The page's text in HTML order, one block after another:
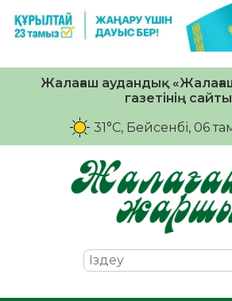
Жалағаш аудандық
газетінің сайты
31°C, Бейсенбі, 06